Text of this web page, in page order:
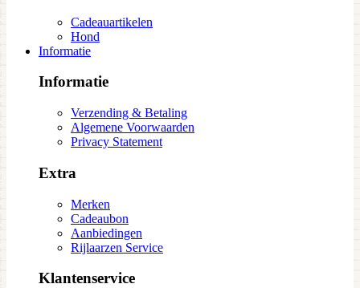
Cadeauartikelen
Hond
Informatie
Informatie
Verzending & Betaling
Algemene Voorwaarden
Privacy Statement
Extra
Merken
Cadeaubon
Aanbiedingen
Rijlaarzen Service
Klantenservice